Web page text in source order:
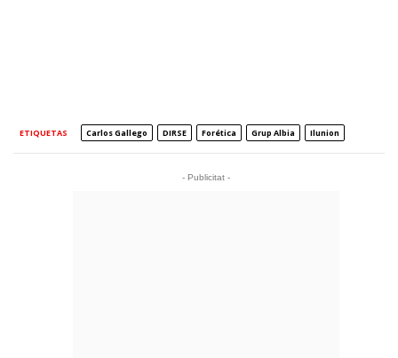
ETIQUETAS Carlos Gallego DIRSE Forética Grup Albia Ilunion
- Publicitat -